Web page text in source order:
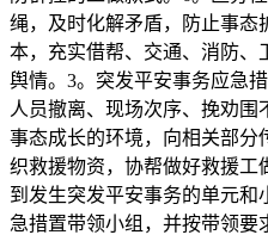
绳，及时化解矛盾，防止事态
本，充实借帮、交通、消防、
舆情。3。突发平安事务应急
人员撤离、现场次序、挽劝
事态成长的环境，向相关部分
织救援物资，协帮做好救援工
到发生突发平安事务的单元
急措置带领小组，并按带领